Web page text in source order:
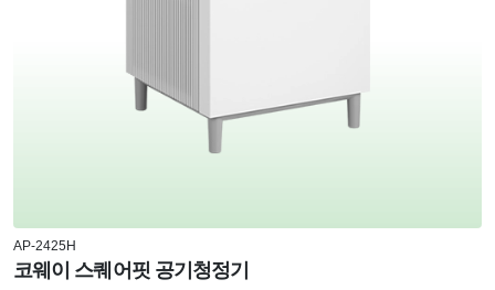
AP-2425H
코웨이 스퀘어핏 공기청정기